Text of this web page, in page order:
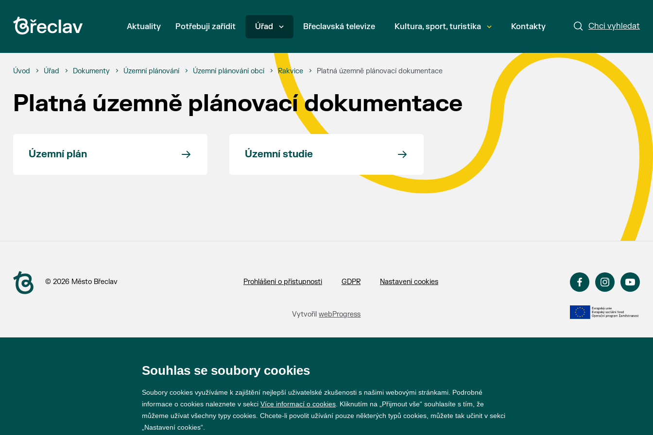
Chci vyhledat
Aktuality Potřebuji zařídit Úřad Břeclavská televize Kultura, sport, turistika Kontakty
Úvod Úřad Dokumenty Územní plánování Územní plánování obcí Rakvice Platná územně plánovací dokumentace
Platná územně plánovací dokumentace
Územní plán Územní studie
© 2026 Město Břeclav Prohlášení o přístupnosti GDPR Nastavení cookies
VytvořilwebProgress
Souhlas se soubory cookies
Soubory cookies využíváme k zajištění nejlepší uživatelské zkušenosti s našimi webovými stránkami. Podrobné
informace o cookies naleznete v sekci Více informací o cookies . Kliknutím na „Přijmout vše“ souhlasíte s tím, že
můžeme užívat všechny typy cookies. Chcete-li povolit užívání pouze některých typů cookies, můžete tak učinit v sekci
„Nastavení cookies“.